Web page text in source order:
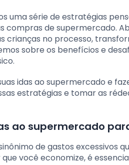
uma série de estratégias
compras de supermercado.
crianças no processo,
sobre os benefícios e
idas ao supermercado e
estratégias e tomar as
ao supermercado
de gastos excessivos
você economize, é